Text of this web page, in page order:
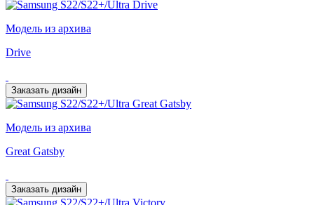
Модель из архива
Drive
Заказать дизайн
Модель из архива
Great Gatsby
Заказать дизайн